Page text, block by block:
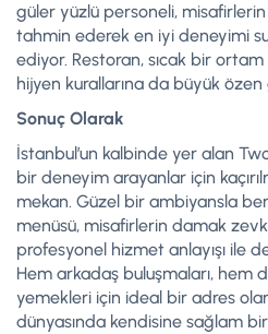
güler yüzlü personeli, misafirlerin
tahmin ederek en iyi deneyimi
ediyor. Restoran, sıcak bir
hijyen kurallarına da büyük
Sonuç Olarak
İstanbul’un kalbinde yer alan
bir deneyim arayanlar için
mekan. Güzel bir ambiyansla
menüsü, misafirlerin damak
profesyonel hizmet anlayışı ile
Hem arkadaş buluşmaları, hem
yemekleri için ideal bir adres
dünyasında kendisine sağlam